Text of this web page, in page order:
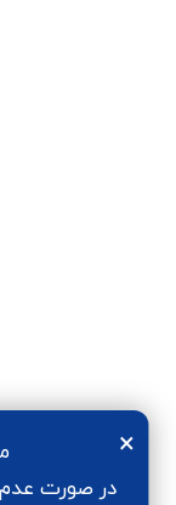
×
در صورت عدم